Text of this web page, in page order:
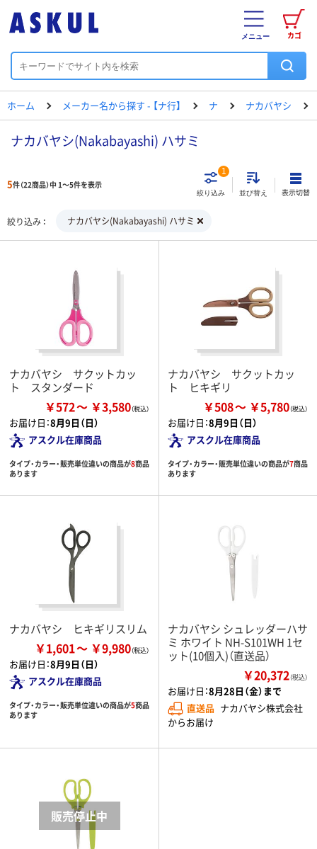
カゴ
メニュー
ホーム メーカー名から探す - 【ナ行】 ナ ナカバヤシ
ナカバヤシ(Nakabayashi) ハサミ
5件（22商品）中 1～5件を表示
絞り込み
1
並び替え 表示切替
絞り込み ナカバヤシ(Nakabayashi) ハサミ
ナカバヤシ サクットカッ
ト スタンダード
￥572 ￥3,580
お届け日：8月9日（日）
アスクル在庫商品
タイプ・カラー・販売単位違いの商品が8商品
あります
ナカバヤシ サクットカッ
ト ヒキギリ
￥508 ￥5,780
お届け日：8月9日（日）
アスクル在庫商品
タイプ・カラー・販売単位違いの商品が7商品
あります
ナカバヤシ ヒキギリスリム
￥1,601 ￥9,980
お届け日：8月9日（日）
アスクル在庫商品
タイプ・カラー・販売単位違いの商品が5商品
あります
ナカバヤシ シュレッダーハサ
ミ ホワイト NH-S101WH 1セ
ット(10個入)（直送品）
￥20,372（税込）
お届け日：8月28日（金）まで
直送品 ナカバヤシ株式会社
からお届け